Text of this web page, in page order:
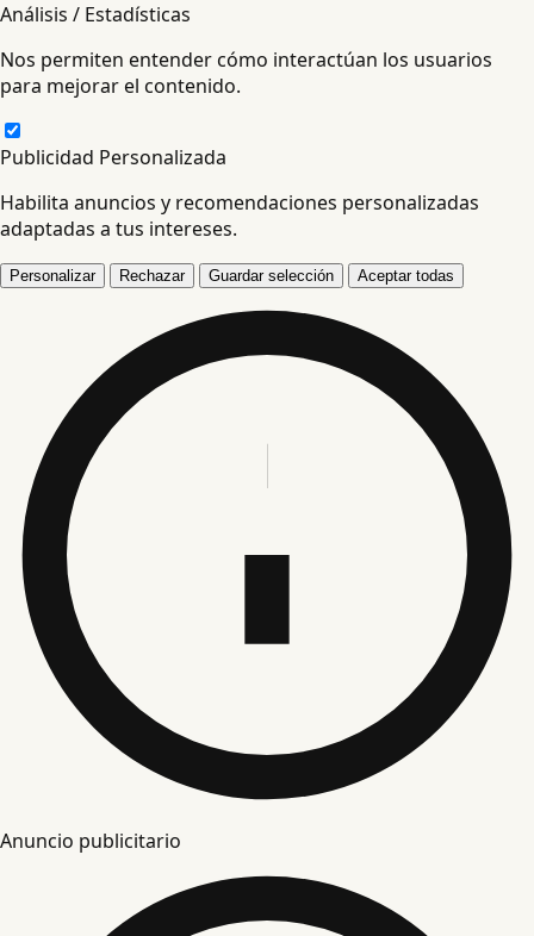
Análisis / Estadísticas
Nos permiten entender cómo interactúan los usuarios
para mejorar el contenido.
Publicidad Personalizada
Habilita anuncios y recomendaciones personalizadas
adaptadas a tus intereses.
Personalizar Rechazar Guardar selección Aceptar todas
Anuncio publicitario